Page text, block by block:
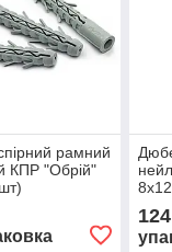
рамний
КПР "Обрій"